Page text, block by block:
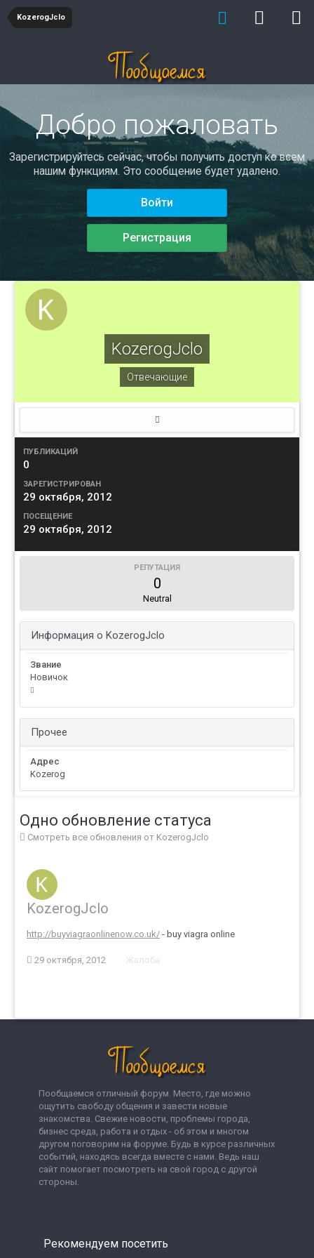
KozerogJclo
Добро пожаловать
Зарегистрируйтесь сейчас, чтобы получить доступ ко всем
нашим функциям. Это сообщение будет удалено.
Войти
Регистрация
KozerogJclo
Отвечающие
ПУБЛИКАЦИЙ
0
ЗАРЕГИСТРИРОВАН
29 октября, 2012
ПОСЕЩЕНИЕ
29 октября, 2012
РЕПУТАЦИЯ
0
Neutral
Информация о KozerogJclo
Звание
Новичок
Прочее
Адрес
Kozerog
Одно обновление статуса
Смотреть все обновления от KozerogJclo
KozerogJclo
http://buyviagraonlinenow.co.uk/ - buy viagra online
29 октября, 2012 Жалоба
Пообщаемся отличный форум. Место, где можно
ощутить свободу общения и завести новые
знакомства. Свежие новости, проблемы города,
бизнес среда, работа и отдых - об этом и многом
другом поговорим на форуме. Будь в курсе различных
событий, находясь всегда вместе с нами. Ведь наш
сайт помогает посмотреть на свой город с другой
стороны.
Рекомендуем посетить